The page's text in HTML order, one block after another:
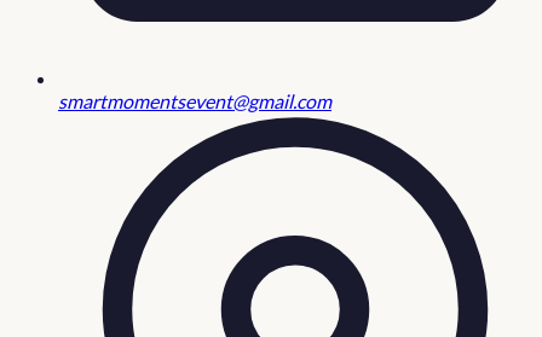
smartmomentsevent@gmail.com